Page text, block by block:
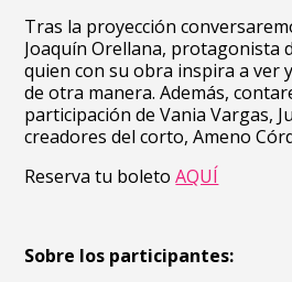
Tras la proyección
Joaquín Orellana, protagonista
quien con su obra inspira a ver
de otra manera. Además,
participación de Vania Vargas,
creadores del corto, Ameno
Reserva tu boletoAQUÍ
Sobre los participantes: